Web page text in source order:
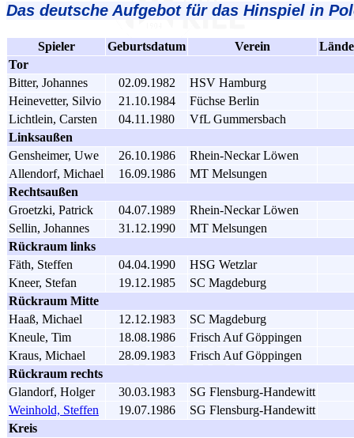
Das deutsche Aufgebot für das Hinspiel in
Spieler Geburtsdatum Verein
Tor
Bitter, Johannes
02.09.1982
HSV Hamburg
Heinevetter, Silvio
21.10.1984
Füchse Berlin
Lichtlein, Carsten
04.11.1980
VfL Gummersbach
Linksaußen
Gensheimer, Uwe
26.10.1986
Rhein-Neckar Löwen
Allendorf, Michael
16.09.1986
MT Melsungen
Rechtsaußen
Groetzki, Patrick
04.07.1989
Rhein-Neckar Löwen
Sellin, Johannes
31.12.1990
MT Melsungen
Rückraum links
Fäth, Steffen
04.04.1990
HSG Wetzlar
Kneer, Stefan
19.12.1985
SC Magdeburg
Rückraum Mitte
Haaß, Michael
12.12.1983
SC Magdeburg
Kneule, Tim
18.08.1986
Frisch Auf Göppingen
Kraus, Michael
28.09.1983
Frisch Auf Göppingen
Rückraum rechts
Glandorf, Holger
30.03.1983
SG Flensburg-Handewitt
Weinhold, Steffen
19.07.1986
SG Flensburg-Handewitt
Kreis